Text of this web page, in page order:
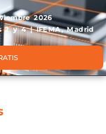
2026
2 y 4 | IFEMA, Madrid